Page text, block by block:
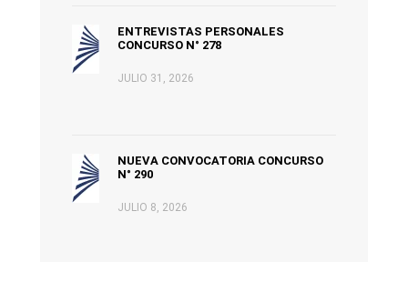
ENTREVISTAS PERSONALES
CONCURSO N° 278
JULIO 31, 2026
NUEVA CONVOCATORIA CONCURSO
N° 290
JULIO 8, 2026